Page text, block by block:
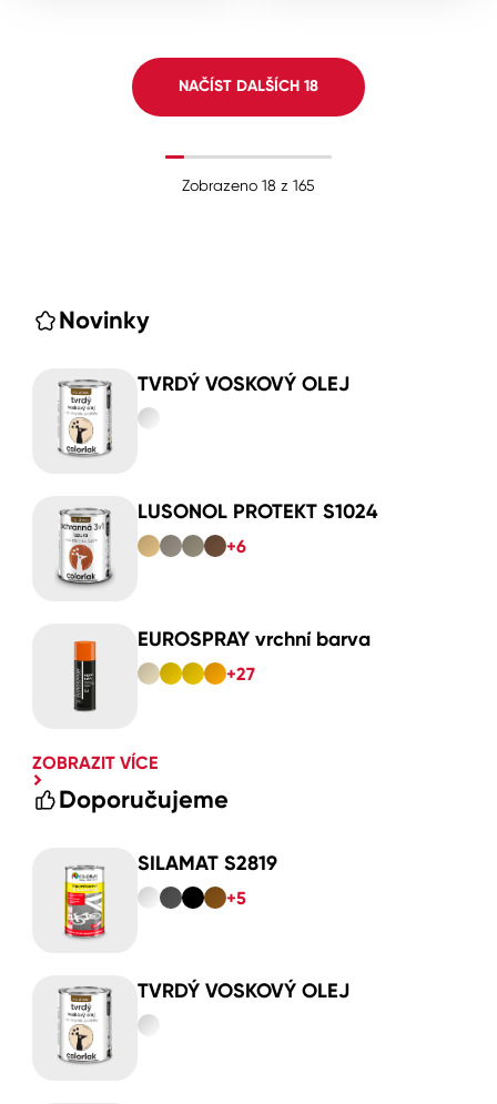
NAČÍST DALŠÍCH 18
Zobrazeno 18 z 165
Novinky
TVRDÝ VOSKOVÝ OLEJ
LUSONOL PROTEKT S1024
+6
EUROSPRAY vrchní barva
+27
ZOBRAZIT VÍCE
Doporučujeme
SILAMAT S2819
+5
TVRDÝ VOSKOVÝ OLEJ